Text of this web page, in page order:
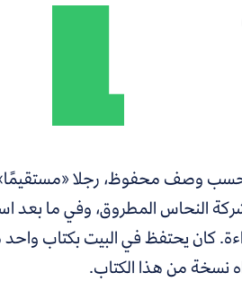
حسب وصف محفوظ، رجلا «مستقيمًا»
النحاس المطروق، وفي ما بعد
كان يحتفظ في البيت بكتاب
نسخة من هذا الكتاب.